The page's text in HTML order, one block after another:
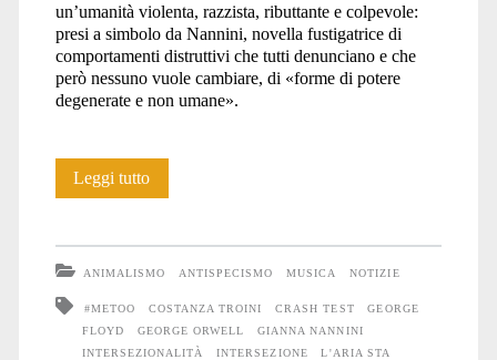
un’umanità violenta, razzista, ributtante e colpevole:
presi a simbolo da Nannini, novella fustigatrice di
comportamenti distruttivi che tutti denunciano e che
però nessuno vuole cambiare, di «forme di potere
degenerate e non umane».
Leggi tuttoI
la
ANIMALISMO ANTISPECISMO MUSICA NOTIZIE
#METOO COSTANZA TROINI CRASH TEST
GEORGE
FLOYD
GEORGE ORWELL
GIANNA NANNINI
INTERSEZIONALITÀ
INTERSEZIONE
L'ARIA STA